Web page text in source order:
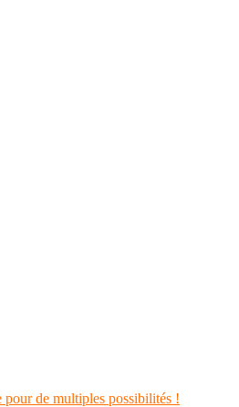
de multiples possibilités !